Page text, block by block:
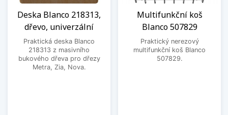
Deska Blanco 218313,
dřevo, univerzální
Praktická deska Blanco
218313 z masivního
bukového dřeva pro dřezy
Metra, Zia, Nova.
Multifunkční koš
Blanco 507829
Praktický nerezový
multifunkční koš Blanco
507829.